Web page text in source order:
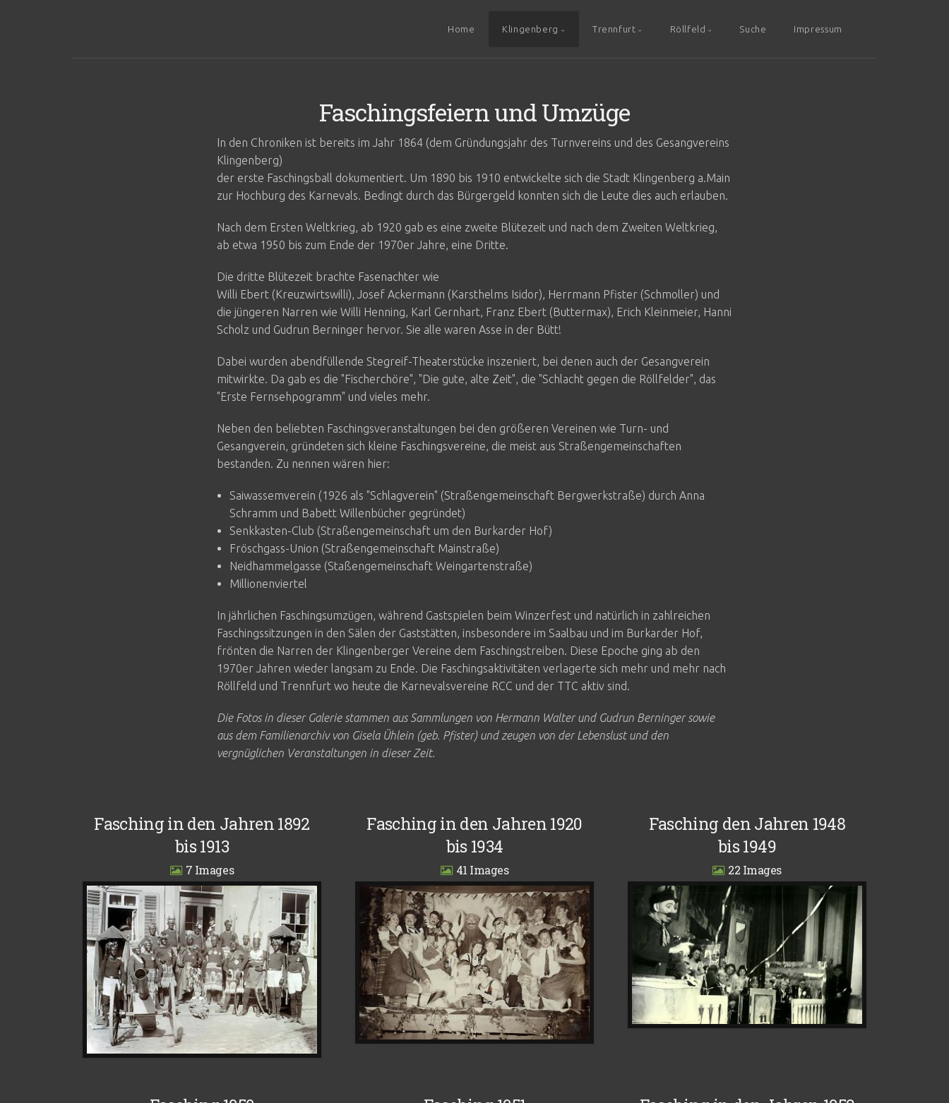
Home Klingenberg Trennfurt Röllfeld Suche Impressum
Faschingsfeiern und Umzüge
In den Chroniken ist bereits im Jahr 1864 (dem Gründungsjahr des Turnvereins und des Gesangvereins
Klingenberg)
der erste Faschingsball dokumentiert. Um 1890 bis 1910 entwickelte sich die Stadt Klingenberg a.Main
zur Hochburg des Karnevals. Bedingt durch das Bürgergeld konnten sich die Leute dies auch erlauben.
Nach dem Ersten Weltkrieg, ab 1920 gab es eine zweite Blütezeit und nach dem Zweiten Weltkrieg,
ab etwa 1950 bis zum Ende der 1970er Jahre, eine Dritte.
Die dritte Blütezeit brachte Fasenachter wie
Willi Ebert (Kreuzwirtswilli), Josef Ackermann (Karsthelms Isidor), Herrmann Pfister (Schmoller) und
die jüngeren Narren wie Willi Henning, Karl Gernhart, Franz Ebert (Buttermax), Erich Kleinmeier, Hanni
Scholz und Gudrun Berninger hervor. Sie alle waren Asse in der Bütt!
Dabei wurden abendfüllende Stegreif-Theaterstücke inszeniert, bei denen auch der Gesangverein
mitwirkte. Da gab es die "Fischerchöre", "Die gute, alte Zeit", die "Schlacht gegen die Röllfelder", das
"Erste Fernsehpogramm" und vieles mehr.
Neben den beliebten Faschingsveranstaltungen bei den größeren Vereinen wie Turn- und
Gesangverein, gründeten sich kleine Faschingsvereine, die meist aus Straßengemeinschaften
bestanden. Zu nennen wären hier:
Saiwassemverein (1926 als "Schlagverein" (Straßengemeinschaft Bergwerkstraße) durch Anna
Schramm und Babett Willenbücher gegründet)
Senkkasten-Club (Straßengemeinschaft um den Burkarder Hof)
Fröschgass-Union (Straßengemeinschaft Mainstraße)
Neidhammelgasse (Staßengemeinschaft Weingartenstraße)
Millionenviertel
In jährlichen Faschingsumzügen, während Gastspielen beim Winzerfest und natürlich in zahlreichen
Faschingssitzungen in den Sälen der Gaststätten, insbesondere im Saalbau und im Burkarder Hof,
frönten die Narren der Klingenberger Vereine dem Faschingstreiben. Diese Epoche ging ab den
1970er Jahren wieder langsam zu Ende. Die Faschingsaktivitäten verlagerte sich mehr und mehr nach
Röllfeld und Trennfurt wo heute die Karnevalsvereine RCC und der TTC aktiv sind.
Die Fotos in dieser Galerie stammen aus Sammlungen von Hermann Walter und Gudrun Berninger sowie
aus dem Familienarchiv von Gisela Ühlein (geb. Pfister) und zeugen von der Lebenslust und den
vergnüglichen Veranstaltungen in dieser Zeit.
Fasching in den Jahren 1892
bis 1913
7
Fasching in den Jahren 1920
bis 1934
41
Fasching den Jahren 1948
bis 1949
22